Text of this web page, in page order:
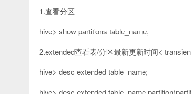
1.查看分区
hive> show partitions table_name;
2.extended查看表/分区最新更新时间<
hive> desc extended table_name;
hive> desc extended table_name